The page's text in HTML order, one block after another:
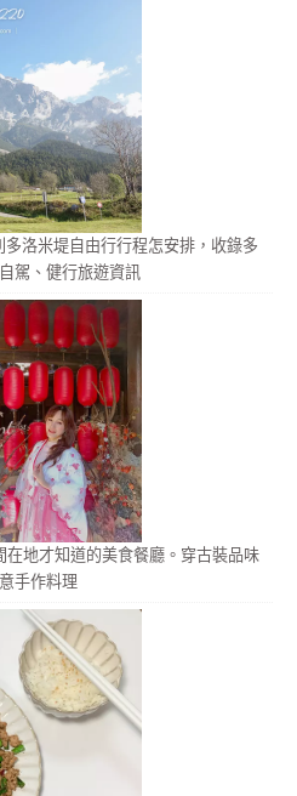
洛米堤自由行行程怎安排，收錄多
駕、健行旅遊資訊
在地才知道的美食餐廳。穿古裝品味
手作料理